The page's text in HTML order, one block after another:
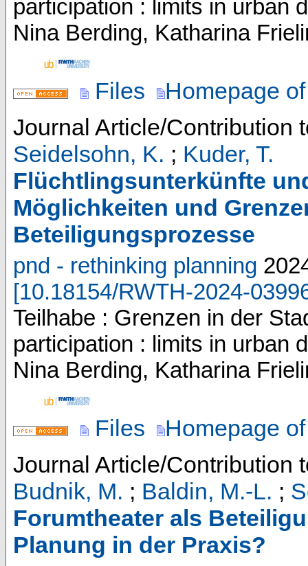
participation : limits in urban
Nina Berding, Katharina
Files
Homepage
Journal Article/Contribution
Seidelsohn, K. ; Kuder, T.
Flüchtlingsunterkünfte
Möglichkeiten und
Beteiligungsprozesse
pnd - rethinking planning
[10.18154/RWTH-2024-
Teilhabe : Grenzen in der
participation : limits in urban
Nina Berding, Katharina
Files
Homepage
Journal Article/Contribution
Budnik, M. ; Baldin, M.-L. ;
Forumtheater als
Planung in der Praxis?